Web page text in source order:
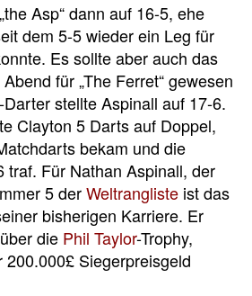
Asp“ dann auf 16-5, ehe
dem 5-5 wieder ein Leg für
Es sollte aber auch das
für „The Ferret“ gewesen
stellte Aspinall auf 17-6.
Clayton 5 Darts auf Doppel,
bekam und die
traf. Für Nathan Aspinall, der
5 derWeltrangliste ist das
bisherigen Karriere. Er
die Phil Taylor-Trophy,
Siegerpreisgeld